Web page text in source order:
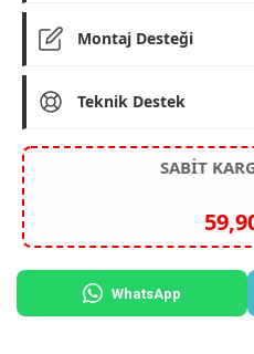
Montaj Desteği
Teknik Destek
SABİT
WhatsApp